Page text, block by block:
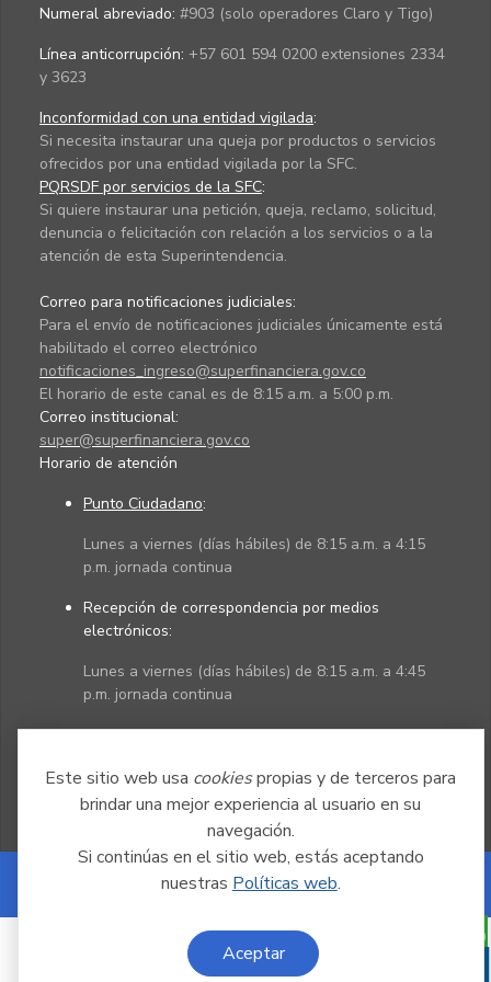
Este sitio web usa cookiespropias y de terceros para
brindar una mejor experiencia al usuario en su
navegación.
Si continúas en el sitio web, estás aceptando
nuestras Políticas web.
Aceptar
Numeral abreviado: #903 (solo operadores Claro y Tigo)
Línea anticorrupción: +57 601 594 0200 extensiones 2334
y 3623
Inconformidad con una entidad vigilada:
Si necesita instaurar una queja por productos o servicios
ofrecidos por una entidad vigilada por la SFC.
PQRSDF por servicios de la SFC:
Si quiere instaurar una petición, queja, reclamo, solicitud,
denuncia o felicitación con relación a los servicios o a la
atención de esta Superintendencia.
Correo para notificaciones judiciales:
Para el envío de notificaciones judiciales únicamente está
habilitado el correo electrónico
notificaciones_ingreso@superfinanciera.gov.co
El horario de este canal es de 8:15 a.m. a 5:00 p.m.
Correo institucional:
super@superfinanciera.gov.co
Horario de atención
Punto Ciudadano:
Lunes a viernes (días hábiles) de 8:15 a.m. a 4:15
p.m. jornada continua
Recepción de correspondencia por medios
electrónicos:
Lunes a viernes (días hábiles) de 8:15 a.m. a 4:45
p.m. jornada continua
Powered by Nexura